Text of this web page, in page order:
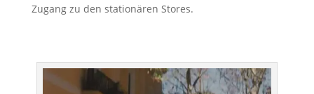
Zugang zu den stationären Stores.